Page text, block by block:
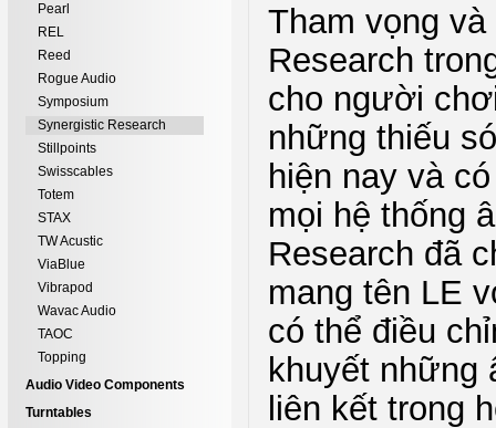
Pearl
REL
Reed
Rogue Audio
Symposium
Synergistic Research
Stillpoints
Swisscables
Totem
STAX
TW Acustic
ViaBlue
Vibrapod
Wavac Audio
TAOC
Topping
Audio Video Components
Turntables
Tham vọng
Research
cho người
những thiếu
hiện nay và
mọi hệ thống
Research đã
mang tên LE
có thể điều
khuyết những
liên kết trong